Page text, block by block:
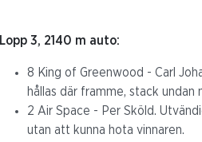
Lopp 3, 2140 m auto:
8 King of Greenwood - Carl
hållas där framme, stack
2 Air Space - Per Sköld.
utan att kunna hota vinnaren.